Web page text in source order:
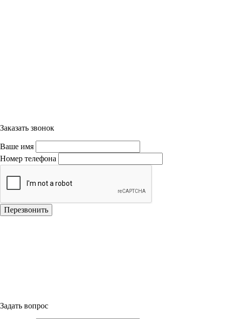
Заказать звонок
Ваше имя
Номер телефона
Перезвонить
Задать вопрос